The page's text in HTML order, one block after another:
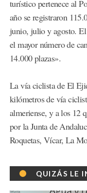
turístico pertenece al
año se registraron
junio, julio y agosto.
el mayor número de
14.000 plazas».
La vía ciclista de El
kilómetros de vía
almeriense, y a los 12
por la Junta de
Roquetas, Vícar, La
QUIZÁS LE